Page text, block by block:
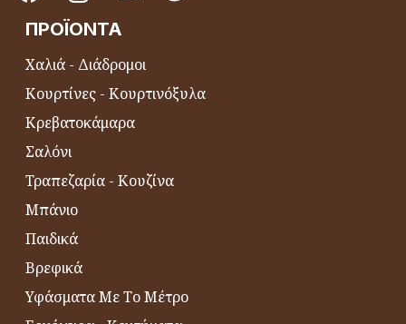
ΠΡΟΪΌΝΤΑ
Χαλιά - Διάδρομοι
Κουρτίνες - Κουρτινόξυλα
Κρεβατοκάμαρα
Σαλόνι
Τραπεζαρία - Κουζίνα
Μπάνιο
Παιδικά
Βρεφικά
Υφάσματα Με Το Μέτρο